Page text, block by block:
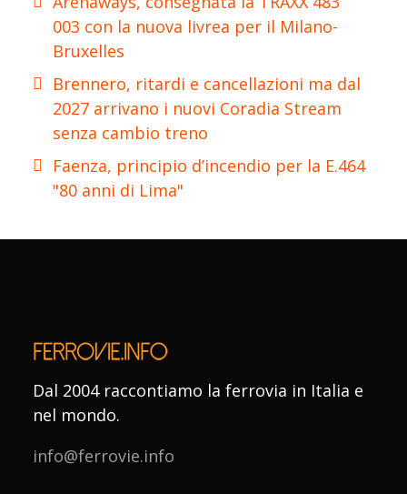
003 con la nuova livrea per il Milano-
Bruxelles
Brennero, ritardi e cancellazioni ma dal
2027 arrivano i nuovi Coradia Stream
senza cambio treno
Faenza, principio d’incendio per la E.464
"80 anni di Lima"
Dal 2004 raccontiamo la ferrovia in Italia e
nel mondo.
info@ferrovie.info